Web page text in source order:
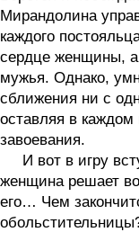
Мирандолина
каждого
сердце женщины,
мужья. Однако,
сближения ни с
оставляя в
завоевания.
И вот в игру
женщина решает
его… Чем